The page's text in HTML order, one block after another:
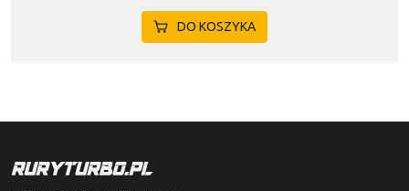
DO KOSZYKA